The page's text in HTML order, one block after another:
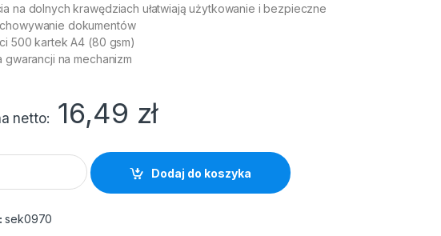
na dolnych krawędziach ułatwiają użytkowanie i bezpieczne
dokumentów
500 kartek A4 (80 gsm)
gwarancji na mechanizm
netto 16,49 zł
Esselte NO.1 A4/50 biały quantity
Dodaj do koszyka
sek0970